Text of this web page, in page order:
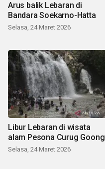
Arus balik Lebaran di
Bandara Soekarno-Hatta
Selasa, 24 Maret 2026
Libur Lebaran di wisata
alam Pesona Curug Goong
Selasa, 24 Maret 2026